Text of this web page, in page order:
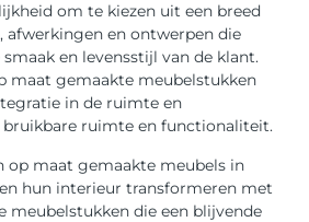
om te kiezen uit een breed
afwerkingen en ontwerpen die
en levensstijl van de klant.
maat gemaakte meubelstukken
in de ruimte en
bruikbare ruimte en functionaliteit.
op maat gemaakte meubels in
hun interieur transformeren met
meubelstukken die een blijvende